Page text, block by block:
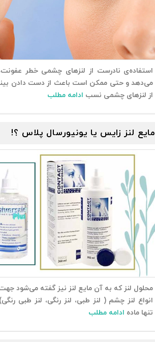
استفاده‌ی نادرست از لنزهای چشمی خطر
می‌دهد و حتی ممکن است باعث از دست دادن
از لنزهای چشمی نسب ادامه مطلب
مایع لنز زایس یا یونیورسال پلاس ؟!
محلول لنز که به آن مایع لنز نیز گفته می‌شود
انواع لنز چشم ( لنز طبی، لنز رنگی، لنز طبی
تنها ماده‌ ادامه مطلب